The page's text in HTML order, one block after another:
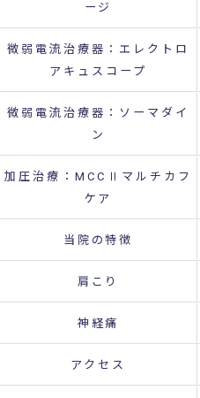
ージ
微弱電流治療器：エレクトロ
アキュスコープ
微弱電流治療器：ソーマダイ
ン
加圧治療：MCCⅡマルチカフ
ケア
当院の特徴
肩こり
神経痛
アクセス